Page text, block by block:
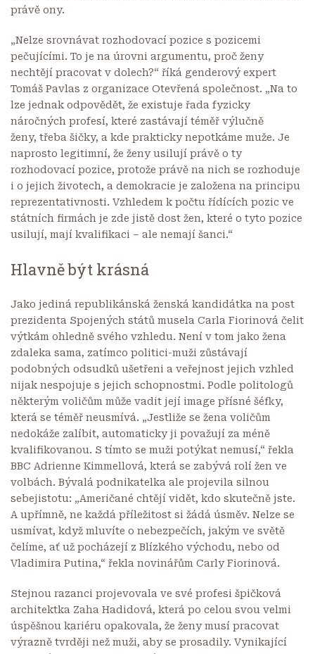
právě ony.
„Nelze srovnávat rozhodovací pozice s pozicemi
pečujícími. To je na úrovni argumentu, proč ženy
nechtějí pracovat v dolech?“ říká genderový expert
Tomáš Pavlas z organizace Otevřená společnost. „Na to
lze jednak odpovědět, že existuje řada fyzicky
náročných profesí, které zastávají téměř výlučně
ženy, třeba šičky, a kde prakticky nepotkáme muže. Je
naprosto legitimní, že ženy usilují právě o ty
rozhodovací pozice, protože právě na nich se rozhoduje
i o jejich životech, a demokracie je založena na principu
reprezentativnosti. Vzhledem k počtu řídících pozic ve
státních firmách je zde jistě dost žen, které o tyto pozice
usilují, mají kvalifikaci – ale nemají šanci.“
Hlavně být krásná
Jako jediná republikánská ženská kandidátka na post
prezidenta Spojených států musela Carla Fiorinová čelit
výtkám ohledně svého vzhledu. Není v tom jako žena
zdaleka sama, zatímco politici-muži zůstávají
podobných odsudků ušetřeni a veřejnost jejich vzhled
nijak nespojuje s jejich schopnostmi. Podle politologů
některým voličům může vadit její image přísné šéfky,
která se téměř neusmívá. „Jestliže se žena voličům
nedokáže zalíbit, automaticky ji považují za méně
kvalifikovanou. S tímto se muži potýkat nemusí,“ řekla
BBC Adrienne Kimmellová, která se zabývá rolí žen ve
volbách. Bývalá podnikatelka ale projevila silnou
sebejistotu: „Američané chtějí vidět, kdo skutečně jste.
A upřímně, ne každá příležitost si žádá úsměv. Nelze se
usmívat, když mluvíte o nebezpečích, jakým ve světě
čelíme, ať už pocházejí z Blízkého východu, nebo od
Vladimira Putina,“ řekla novinářům Carly Fiorinová.
Stejnou razanci projevovala ve své profesi špičková
architektka Zaha Hadidová, která po celou svou velmi
úspěšnou kariéru opakovala, že ženy musí pracovat
výrazně tvrději než muži, aby se prosadily. Vynikající